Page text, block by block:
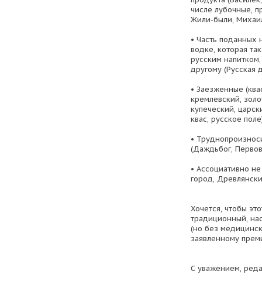
числе лубочные,
Жили-были,
• Часть поданных
водке, которая
русским
другому (Русская
• Заезженные
кремлевский,
купеческий,
квас, русское
•
(Даждьбог,
• Ассоциативно
город,
Хочется, чтобы
традиционный,
(но без
заявленному
С уважением,